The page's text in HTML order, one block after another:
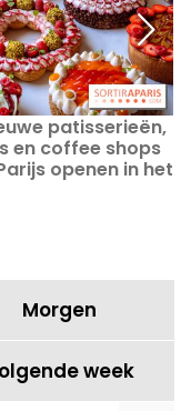
patisserieën,
en coffee shops
openen in het
Morgen
week